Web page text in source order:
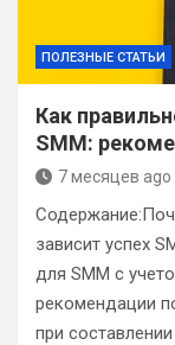
ПОЛЕЗНЫЕ СТАТЬИ
Как
SMM:
7 месяцев ago
зависит успех
для SMM с
рекомендации
при